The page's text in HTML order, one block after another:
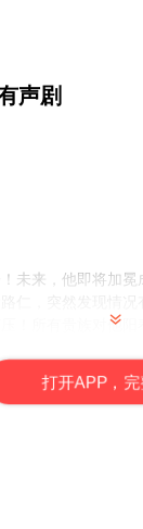
声剧
未来，他即将加冕
！所有贵族对他
柄权，得到了一
打开APP，完